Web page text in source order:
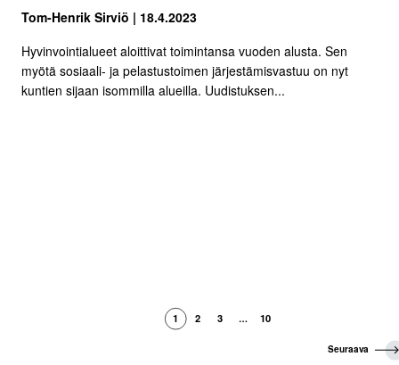
Tom-Henrik Sirviö | 18.4.2023
Hyvinvointialueet aloittivat toimintansa vuoden alusta. Sen
myötä sosiaali- ja pelastustoimen järjestämisvastuu on nyt
kuntien sijaan isommilla alueilla. Uudistuksen...
1 2 3 … 10
S
Seuraava